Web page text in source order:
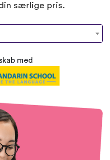
særlige pris.
med